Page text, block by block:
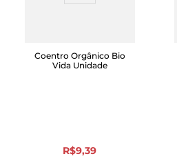
Coentro Orgânico Bio
Vida Unidade
R$9,39